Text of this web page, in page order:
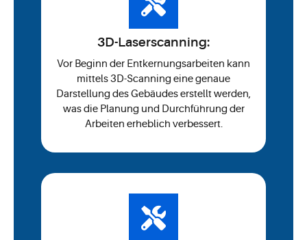
3D-Laserscanning:
Vor Beginn der Entkernungsarbeiten kann
mittels 3D-Scanning eine genaue
Darstellung des Gebäudes erstellt werden,
was die Planung und Durchführung der
Arbeiten erheblich verbessert.